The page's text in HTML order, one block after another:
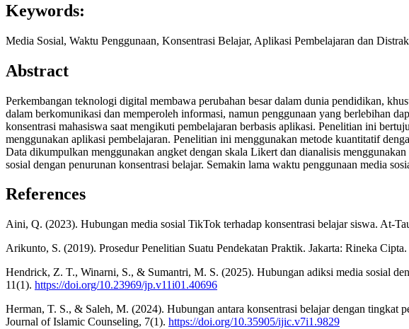
Keywords:
Media Sosial, Waktu Penggunaan, Konsentrasi Belajar, Aplikasi Pembelajaran dan
Abstract
Perkembangan teknologi digital membawa perubahan besar dalam dunia pendidikan,
dalam berkomunikasi dan memperoleh informasi, namun penggunaan yang berlebihan
konsentrasi mahasiswa saat mengikuti pembelajaran berbasis aplikasi. Penelitian ini
menggunakan aplikasi pembelajaran. Penelitian ini menggunakan metode kuantitatif
Data dikumpulkan menggunakan angket dengan skala Likert dan dianalisis
sosial dengan penurunan konsentrasi belajar. Semakin lama waktu penggunaan media
References
Aini, Q. (2023). Hubungan media sosial TikTok terhadap konsentrasi belajar siswa. At-
Arikunto, S. (2019). Prosedur Penelitian Suatu Pendekatan Praktik. Jakarta: Rineka Cipta.
Hendrick, Z. T., Winarni, S., & Sumantri, M. S. (2025). Hubungan adiksi media sosial
11(1). https://doi.org/10.23969/jp.v11i01.40696
Herman, T. S., & Saleh, M. (2024). Hubungan antara konsentrasi belajar dengan
Journal of Islamic Counseling, 7(1). https://doi.org/10.35905/ijic.v7i1.9829